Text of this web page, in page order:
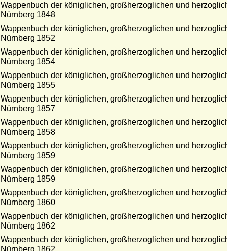
Wappenbuch der königlichen, großherzoglichen und
Nürnberg 1848
Wappenbuch der königlichen, großherzoglichen und
Nürnberg 1852
Wappenbuch der königlichen, großherzoglichen und
Nürnberg 1854
Wappenbuch der königlichen, großherzoglichen und
Nürnberg 1855
Wappenbuch der königlichen, großherzoglichen und
Nürnberg 1857
Wappenbuch der königlichen, großherzoglichen und
Nürnberg 1858
Wappenbuch der königlichen, großherzoglichen und
Nürnberg 1859
Wappenbuch der königlichen, großherzoglichen und
Nürnberg 1859
Wappenbuch der königlichen, großherzoglichen und
Nürnberg 1860
Wappenbuch der königlichen, großherzoglichen und
Nürnberg 1862
Wappenbuch der königlichen, großherzoglichen und
Nürnberg 1862